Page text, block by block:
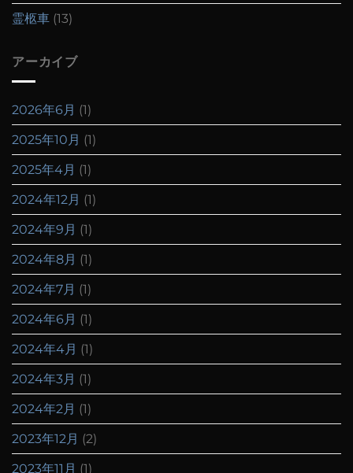
霊柩車 (13)
アーカイブ
2026年6月 (1)
2025年10月 (1)
2025年4月 (1)
2024年12月 (1)
2024年9月 (1)
2024年8月 (1)
2024年7月 (1)
2024年6月 (1)
2024年4月 (1)
2024年3月 (1)
2024年2月 (1)
2023年12月 (2)
2023年11月 (1)